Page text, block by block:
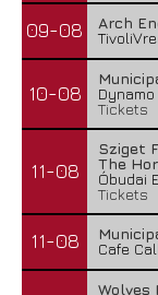
09-08
Arch
10-08
Tickets
11-08
Sziget
The
Óbudai
Tickets
11-08
Cafe
Wolves